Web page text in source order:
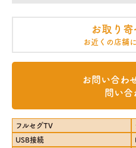
お取り
お近くの店舗
お問い合わ
問い合
フルセグTV
USB接続